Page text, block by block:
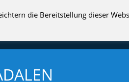
die Bereitstellung dieser